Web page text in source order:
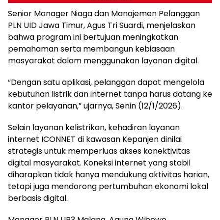
Senior Manager Niaga dan Manajemen Pelanggan
PLN UID Jawa Timur, Agus Tri Suardi, menjelaskan
bahwa program ini bertujuan meningkatkan
pemahaman serta membangun kebiasaan
masyarakat dalam menggunakan layanan digital.
“Dengan satu aplikasi, pelanggan dapat mengelola
kebutuhan listrik dan internet tanpa harus datang ke
kantor pelayanan,” ujarnya, Senin (12/1/2026).
Selain layanan kelistrikan, kehadiran layanan
internet ICONNET di kawasan Kepanjen dinilai
strategis untuk memperluas akses konektivitas
digital masyarakat. Koneksi internet yang stabil
diharapkan tidak hanya mendukung aktivitas harian,
tetapi juga mendorong pertumbuhan ekonomi lokal
berbasis digital.